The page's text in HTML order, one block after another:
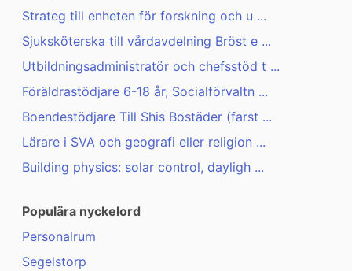
Strateg till enheten för forskning och u ...
Sjuksköterska till vårdavdelning Bröst e ...
Utbildningsadministratör och chefsstöd t ...
Föräldrastödjare 6-18 år, Socialförvaltn ...
Boendestödjare Till Shis Bostäder (farst ...
Lärare i SVA och geografi eller religion ...
Building physics: solar control, dayligh ...
Populära nyckelord
Personalrum
Segelstorp